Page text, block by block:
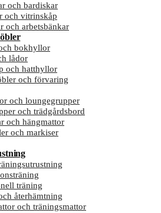
och bardiskar
och vitrinskåp
och arbetsbänkar
bokhyllor
lådor
och hatthyllor
och förvaring
och loungegrupper
och trädgårdsbord
och hängmattor
och markiser
träning
återhämtning
och träningsmattor